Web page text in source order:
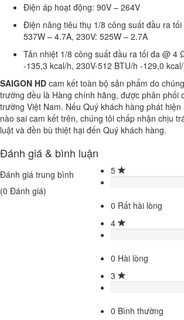
Điện áp hoạt động: 90V – 264V
Điện năng tiêu thụ 1/8 công suất đầu ra
537W – 4.7A, 230V: 525W – 2.7A
Tản nhiệt 1/8 công suất đầu ra tối đa @ 4
-135,3 kcal/h, 230V-512 BTU/h -129,0
SAIGON HD cam kết toàn bộ sản phẩm do
trường đều là Hàng chính hãng, được phân phối
trường Việt Nam. Nếu Quý khách hàng phát
nào sai cam kết trên, chúng tôi chấp nhận chịu
luật và đền bù thiệt hại đến Quý khách hàng.
Đánh giá & bình luận
Đánh giá trung bình
(0 Đánh giá)
5
0 Rất hài lòng
4
0 Hài lòng
3
0 Bình thường